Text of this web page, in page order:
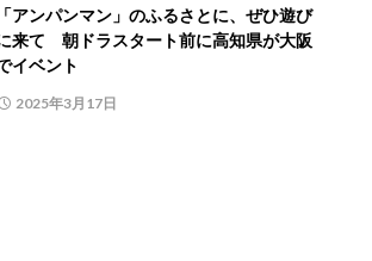
「アンパンマン」のふるさとに、ぜひ遊び
来て 朝ドラスタート前に高知県が大阪
イベント
2025年3月17日